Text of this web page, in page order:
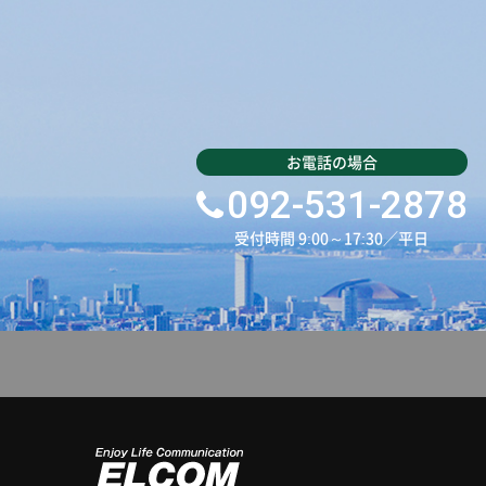
092-531-2878
受付時間 9:00～17:30／平日